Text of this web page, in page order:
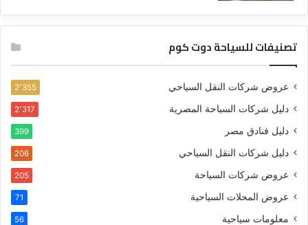
تصنيفات للسياحة دوت كوم
عروض شركات النقل السياحي 2٬355
دليل شركات السياحة المصرية 2٬317
دليل فنادق مصر 399
دليل شركات النقل السياحي 206
عروض شركات السياحة 205
عروض المحلات السياحية 71
معلومات سياحية 56